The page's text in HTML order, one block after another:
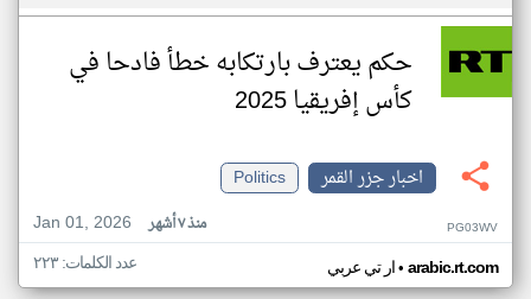
حكم يعترف بارتكابه خطأ فادحا في
كأس إفريقيا 2025
اخبار جزر القمر
Politics
Jan 01, 2026
منذ ٧ أشهر PG03WV
ار تي عربي• arabic.rt.com عدد الكلمات: ٢٢٣